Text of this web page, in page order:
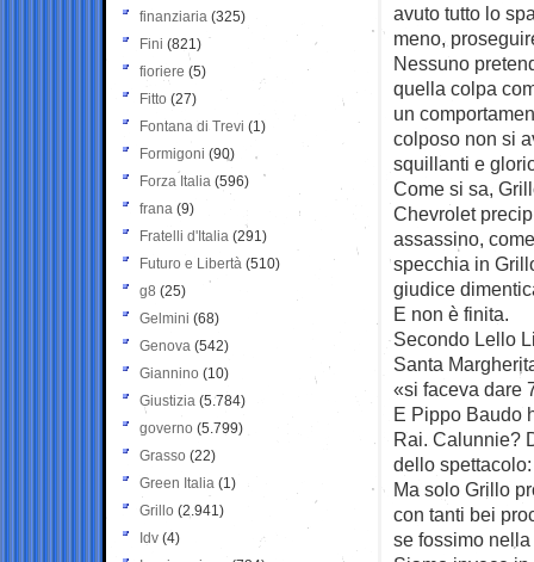
avuto tutto lo
meno,
Nessuno
quella colpa
un
colposo non si
squillanti e
Come si sa,
Chevrolet
assassino,
specchia in
giudice
E non è finita.
Secondo Lello
Santa
«si faceva dare
E Pippo Baudo
Rai. Calunnie?
dello
Ma solo Grillo
con tanti bei
se fossimo
finanziaria (325)
Fini (821)
fioriere (5)
Fitto (27)
Fontana di Trevi (1)
Formigoni (90)
Forza Italia (596)
frana (9)
Fratelli d'Italia (291)
Futuro e Libertà (510)
g8 (25)
Gelmini (68)
Genova (542)
Giannino (10)
Giustizia (5.784)
governo (5.799)
Grasso (22)
Green Italia (1)
Grillo (2.941)
Idv (4)